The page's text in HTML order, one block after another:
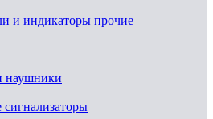
и индикаторы прочие
сигнализаторы